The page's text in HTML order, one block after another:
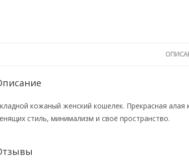
кожаный женский кошелек. Прекрасная
стиль, минимализм и своё пространство.